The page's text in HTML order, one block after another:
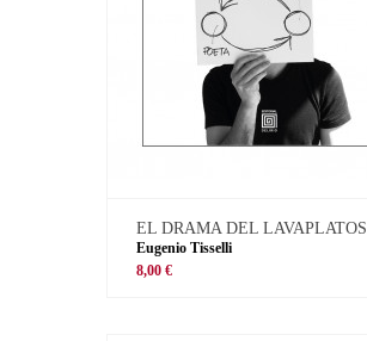
EL DRAMA DEL LAVAPLATOS
Eugenio Tisselli
8,00 €